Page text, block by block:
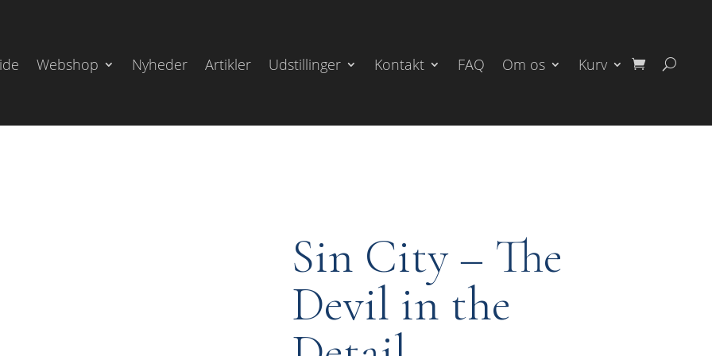
Webshop Nyheder Artikler Udstillinger Kontakt FAQ Om os Kurv
Sin City – The
Devil in the